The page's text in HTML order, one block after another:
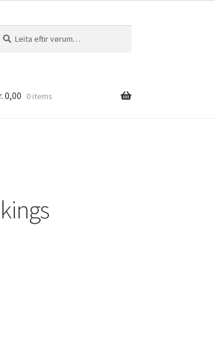
0,00 0 items